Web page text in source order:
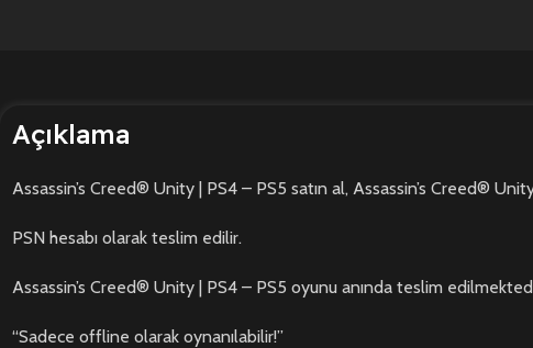
Açıklama
Assassin’s Creed® Unity | PS4 – PS5 satın al, Assassin’s Creed®
PSN hesabı olarak teslim edilir.
Assassin’s Creed® Unity | PS4 – PS5 oyunu anında teslim
“Sadece offline olarak oynanılabilir!”